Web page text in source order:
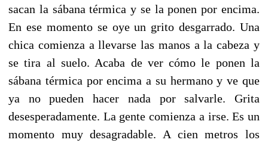
sacan la sábana térmica y se la ponen por encima.
En ese momento se oye un grito desgarrado. Una
chica comienza a llevarse las manos a la cabeza y
se tira al suelo. Acaba de ver cómo le ponen la
sábana térmica por encima a su hermano y ve que
ya no pueden hacer nada por salvarle. Grita
desesperadamente. La gente comienza a irse. Es un
momento muy desagradable. A cien metros los